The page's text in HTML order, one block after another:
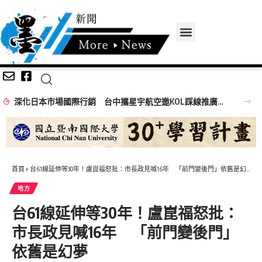
深化日本市場國際行銷 台中攜星宇航空邀KOL踩線推廣中台灣觀光
首頁 » 台61線延伸等30年！盧崑福怒批：市長政見喊16年 「前門變後門」依舊是幻夢
地方
台61線延伸等30年！盧崑福怒批：
市長政見喊16年 「前門變後門」
依舊是幻夢